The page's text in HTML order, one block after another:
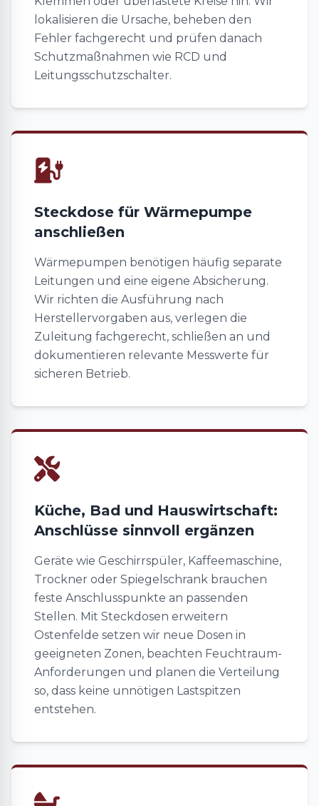
lokalisieren die Ursache, beheben den
Fehler fachgerecht und prüfen danach
Schutzmaßnahmen wie RCD und
Leitungsschutzschalter.
Steckdose für Wärmepumpe
anschließen
Wärmepumpen benötigen häufig separate
Leitungen und eine eigene Absicherung.
Wir richten die Ausführung nach
Herstellervorgaben aus, verlegen die
Zuleitung fachgerecht, schließen an und
dokumentieren relevante Messwerte für
sicheren Betrieb.
Küche, Bad und Hauswirtschaft:
Anschlüsse sinnvoll ergänzen
Geräte wie Geschirrspüler, Kaffeemaschine,
Trockner oder Spiegelschrank brauchen
feste Anschlusspunkte an passenden
Stellen. Mit Steckdosen erweitern
Ostenfelde setzen wir neue Dosen in
geeigneten Zonen, beachten Feuchtraum-
Anforderungen und planen die Verteilung
so, dass keine unnötigen Lastspitzen
entstehen.